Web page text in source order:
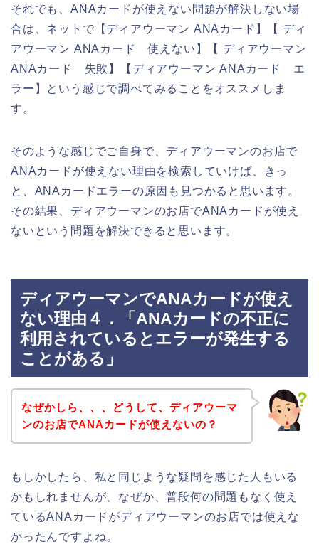
それでも、ANAカードが使えない問題が解決しない場
合は、ネットで【ディアウーマン ANAカード】【 ディ
アウーマン ANAカード 使えない】【 ディアウーマン
ANAカード 失敗】【ディアウーマン ANAカード エ
ラー】という感じで調べてみることをオススメしま
す。
そのような感じでご自身で、ディアウーマンのお店で
ANAカードが使えない理由を検索していけば、きっ
と、ANAカードエラーの原因も見つかると思います。
その結果、ディアウーマンのお店でANAカードが使え
ないという問題を解決できると思います。
ディアウーマンでANAカードが使え
ない理由４．「ANAカードの不正に
利用されているとエラーが発生する
ことがある」
なぜかしら、、、どうして、ディアウーマ
ンのお店でANAカードが使えないの？
もしかしたら、私と同じような疑問を感じた人もいる
かもしれませんが、なぜか、普段何の問題もなく使え
ているANAカードがディアウーマンのお店では使えな
かったんですよね。